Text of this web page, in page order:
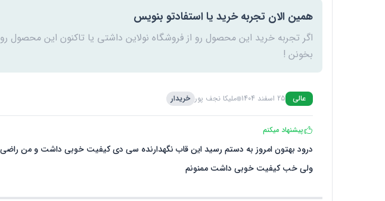
همین الان تجربه خرید یا استفادتو بنویس
اگر تجربه خرید این محصول رو از فروشگاه نولاین داشتی یا تاکنون این محصول
بخونن !
عالی 25 اسفند 1404 ملیکا نجف پور خریدار
پیشنهاد میکنم
درود بهتون امروز به دستم رسید این قاب نگهدارنده سی دی کیفیت خوبی داشت و من راضی
ولی خب کیفیت خوبی داشت ممنونم